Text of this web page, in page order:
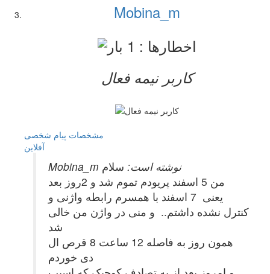
Mobina_m
کاربر نيمه فعال
مشخصات پیام شخصی
آفلاين
Mobina_m نوشته است: سلام
من 5 اسفند پریودم تموم شد و 2روز بعد
یعنی 7 اسفند با همسرم رابطه واژنی و
کنترل نشده داشتم.. و منی در واژن من خالی
شد
همون روز به فاصله 12 ساعت 8 قرص ال
دی خوردم